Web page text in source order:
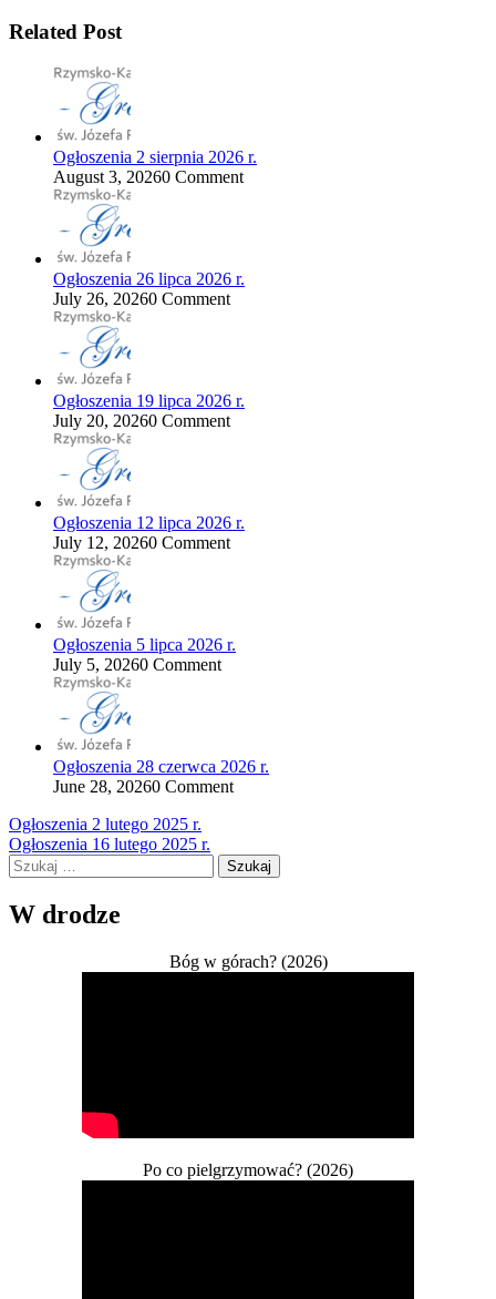
Related Post
Ogłoszenia 2 sierpnia 2026 r.
August 3, 20260 Comment
Ogłoszenia 26 lipca 2026 r.
July 26, 20260 Comment
Ogłoszenia 19 lipca 2026 r.
July 20, 20260 Comment
Ogłoszenia 12 lipca 2026 r.
July 12, 20260 Comment
Ogłoszenia 5 lipca 2026 r.
July 5, 20260 Comment
Ogłoszenia 28 czerwca 2026 r.
June 28, 20260 Comment
Nawigacja
wpisu
Ogłoszenia 2 lutego 2025 r.
Ogłoszenia 16 lutego 2025 r.
Szukaj:
W drodze
Bóg w górach? (2026)
Po co pielgrzymować? (2026)